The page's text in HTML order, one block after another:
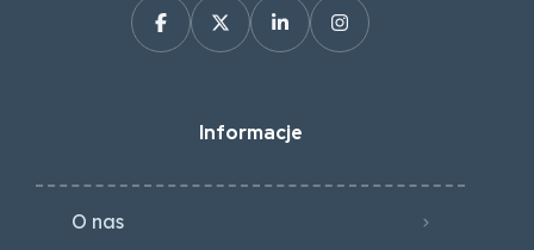
Informacje
O nas